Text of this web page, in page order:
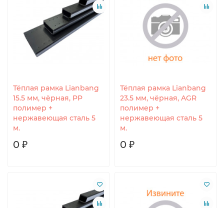
Тёплая рамка Lianbang
15.5 мм, чёрная, PP
полимер +
нержавеющая сталь 5
м.
0 ₽
Тёплая рамка Lianbang
23.5 мм, чёрная, AGR
полимер +
нержавеющая сталь 5
м.
0 ₽